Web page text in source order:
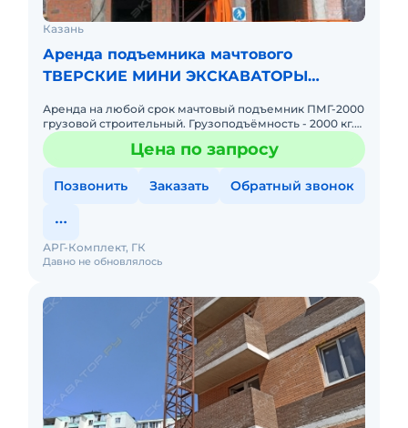
Казань
Аренда подъемника мачтового
ТВЕРСКИЕ МИНИ ЭКСКАВАТОРЫ
Аренда на любой срок мачтовый подъемник ПМГ-2000
грузовой строительный. Грузоподъёмность - 2000 кг.
Высота подъема - до 100 метров! Размеры грузовой
платформы,
Цена по запросу
Позвонить Заказать Обратный звонок
Давно не обновлялось
АРГ-Комплект, ГК